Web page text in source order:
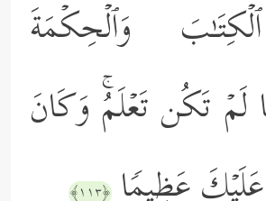
وَٱلۡحِكۡمَةَ
تَكُن تَعۡلَمُۚ وَكَانَ
﴿١١٣﴾